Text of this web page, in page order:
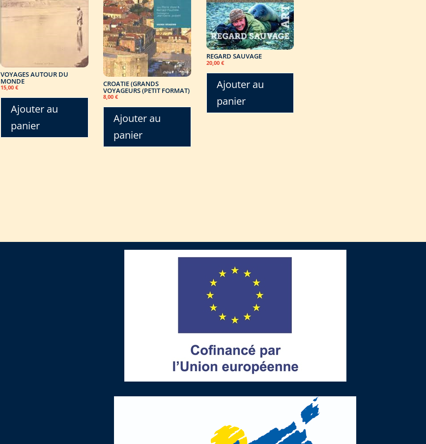
VOYAGES AUTOUR DU
MONDE
15,00€
Ajouter au
panier
CROATIE (GRANDS
VOYAGEURS (PETIT FORMAT)
8,00€
Ajouter au
panier
REGARD SAUVAGE
20,00 €
Ajouter au
panier